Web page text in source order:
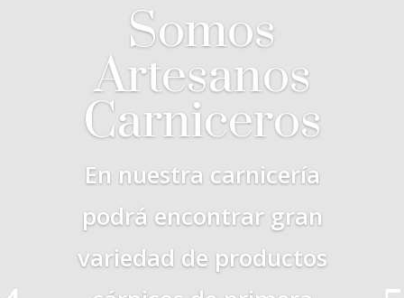
Somos
Artesanos
Carniceros
En nuestra carnicería
podrá encontrar gran
variedad de productos